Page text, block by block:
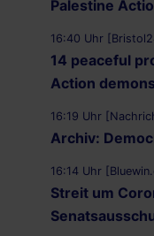
Palestine
16:40 Uhr
14 peaceful
Action
16:19 Uhr
Archiv:
16:14 Uhr
Streit um